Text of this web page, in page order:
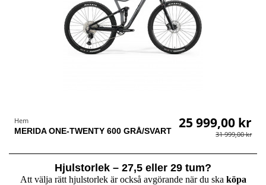
Hem
MERIDA ONE-TWENTY 600 GRÅ/SVART 25 999,00 kr
31 999,00 kr
Hjulstorlek – 27,5 eller 29 tum?
Att välja rätt hjulstorlek är också avgörande när du ska köpa